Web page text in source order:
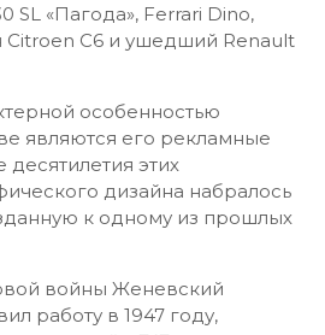
SL «Пагода», Ferrari Dino,
C6 и ушедший Renault
особенностью
являются его рекламные
десятилетия этих
дизайна набралось
к одному из прошлых
войны Женевский
работу в 1947 году,